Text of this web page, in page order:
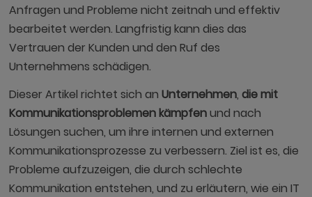
Anfragen und Probleme nicht zeitnah und effektiv
bearbeitet werden. Langfristig kann dies das
Vertrauen der Kunden und den Ruf des
Unternehmens schädigen.
Dieser Artikel richtet sich an Unternehmen, die mit
Kommunikationsproblemen kämpfenund nach
Lösungen suchen, um ihre internen und externen
Kommunikationsprozesse zu verbessern. Ziel ist es, die
Probleme aufzuzeigen, die durch schlechte
Kommunikation entstehen, und zu erläutern, wie ein IT